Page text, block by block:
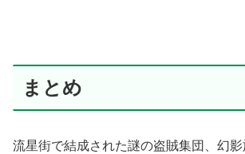
まとめ
流星街で結成された謎の盗賊集団、幻